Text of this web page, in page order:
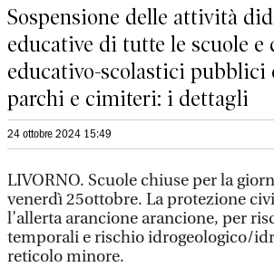
Sospensione delle attività
educative di tutte le scuole e
educativo-scolastici pubblici
parchi e cimiteri: i dettagli
24 ottobre 2024 15:49
LIVORNO. Scuole chiuse per la
venerdì 25ottobre. La protezione
l’allerta arancione arancione, per
temporali e rischio idrogeologico/
reticolo minore.